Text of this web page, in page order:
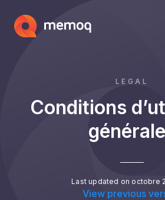
LEGAL
Conditions
Last updated on octobre
View previous